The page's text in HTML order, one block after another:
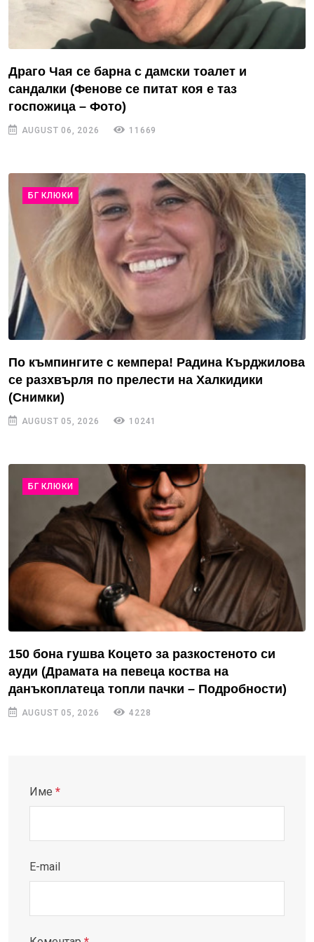
Драго Чая се барна с дамски тоалет и
сандалки (Фенове се питат коя е таз
госпожица – Фото)
AUGUST 06, 2026 11669
БГ КЛЮКИ
По къмпингите с кемпера! Радина Кърджилова
се разхвърля по прелести на Халкидики
(Снимки)
AUGUST 05, 2026 10241
БГ КЛЮКИ
150 бона гушва Коцето за разкостеното си
ауди (Драмата на певеца коства на
данъкоплатеца топли пачки – Подробности)
AUGUST 05, 2026 4228
Име *
E-mail